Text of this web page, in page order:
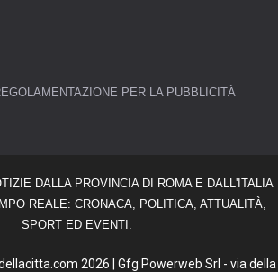
PER LA PUBBLICITÀ
DALLA PROVINCIA DI ROMA E DALL'ITALIA
REALE: CRONACA, POLITICA, ATTUALITÀ,
SPORT ED EVENTI.
2026 | Gfg Powerweb Srl - via della